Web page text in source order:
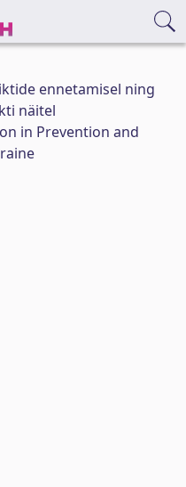
ennetamisel ning
näitel
in Prevention and